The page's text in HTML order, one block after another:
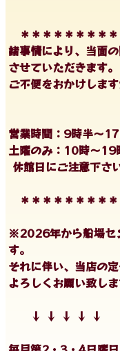
＊＊＊＊＊＊＊＊
諸事情により、当面
させていただきます。
ご不便をおかけしま
営業時間：9時半〜
土曜のみ：10時〜19
休館日にご注意下さ
＊＊＊＊＊＊＊＊
※2026年から船場セ
す。
それに伴い、当店の
よろしくお願い致しま
↓ ↓ ↓ ↓ ↓